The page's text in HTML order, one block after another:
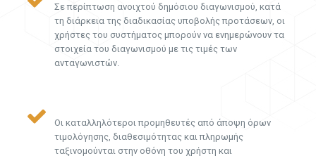
Σε περίπτωση ανοιχτού δημόσιου διαγωνισμού, κατά
τη διάρκεια της διαδικασίας υποβολής προτάσεων, οι
χρήστες του συστήματος μπορούν να ενημερώνουν τα
στοιχεία του διαγωνισμού με τις τιμές των
ανταγωνιστών.
Οι καταλληλότεροι προμηθευτές από άποψη όρων
τιμολόγησης, διαθεσιμότητας και πληρωμής
ταξινομούνται στην οθόνη του χρήστη και